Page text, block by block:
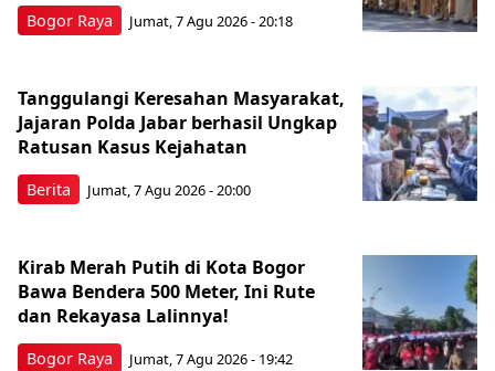
Bogor Raya Jumat, 7 Agu 2026 - 20:18
Berita
Tanggulangi Keresahan Masyarakat,
Jajaran Polda Jabar berhasil Ungkap
Ratusan Kasus Kejahatan
Jumat, 7 Agu 2026 - 20:00
Bogor Raya
Kirab Merah Putih di Kota Bogor
Bawa Bendera 500 Meter, Ini Rute
dan Rekayasa Lalinnya!
Jumat, 7 Agu 2026 - 19:42